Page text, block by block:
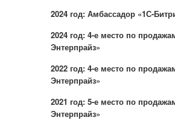
2024 год: Амбассадор «1С-
2024 год: 4-е место по
Энтерпрайз»
2022 год: 4-е место по
Энтерпрайз»
2021 год: 5-е место по
Энтерпрайз»